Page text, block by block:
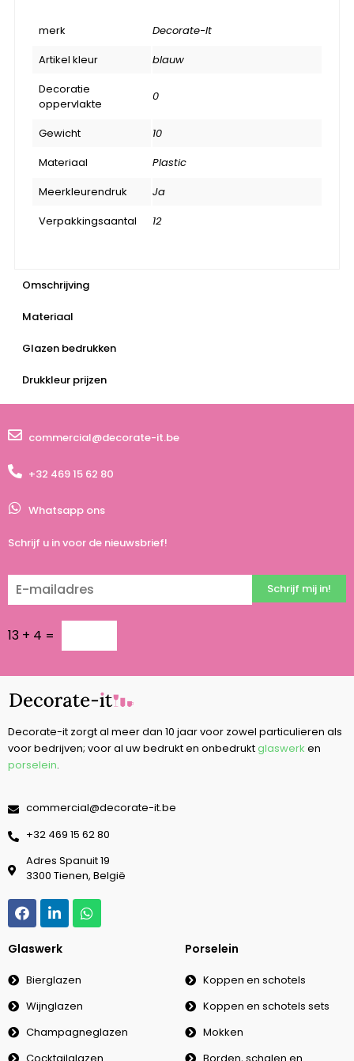
merk
Decorate-It
Artikel kleur
blauw
Decoratie
oppervlakte
0
Gewicht
10
Materiaal
Plastic
Meerkleurendruk
Ja
Verpakkingsaantal
12
Omschrijving
Materiaal
Glazen bedrukken
Drukkleur prijzen
commercial@decorate-it.be
+32 469 15 62 80
Whatsapp ons
Schrijf u in voor de nieuwsbrief!
13 + 4 =
Schrijf mij in!
Decorate-it zorgt al meer dan 10 jaar voor zowel particulieren als
voor bedrijven; voor al uw bedrukt en onbedruktglaswerk en
porselein.
commercial@decorate-it.be
‭+32 469 15 62 80‬
Adres Spanuit 19
3300 Tienen, België
Glaswerk
Bierglazen
Wijnglazen
Champagneglazen
Porselein
Koppen en schotels
Koppen en schotels sets
Mokken